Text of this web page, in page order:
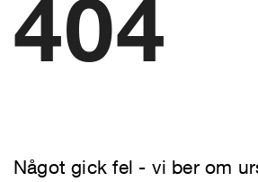
404
Något gick fel - vi ber om